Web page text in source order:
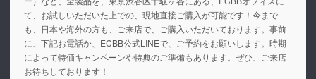
て、お試しいただいた上での、現地直接ご購入が可能です！今まで
も、日本や海外の方も、ご来店で、ご購入いただいております。事前
に、下記お電話か、ECBB公式LINEで、ご予約をお願いします。時期
によって特価キャンペーンや特典のご準備もあります。ぜひ、ご来店
お待ちしております！